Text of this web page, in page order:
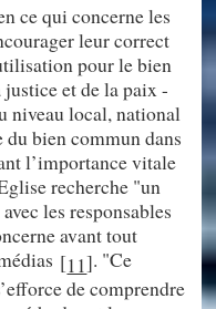
ce qui concerne les
leur correct
pour le bien
et de la paix -
niveau local, national
bien commun dans
l’importance vitale
recherche "un
les responsables
avant tout
[11]. "Ce
de comprendre